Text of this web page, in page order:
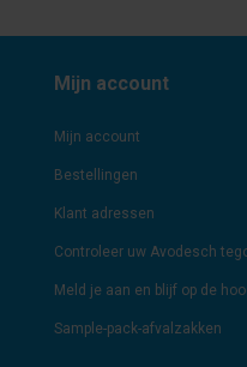
Mijn account
Mijn account
Bestellingen
Klant adressen
Controleer uw Avodesch
Meld je aan en blijf op de
Sample-pack-afvalzakken